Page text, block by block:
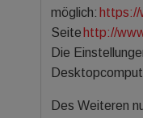
möglich:
Seite http://
Die
Des Weiteren